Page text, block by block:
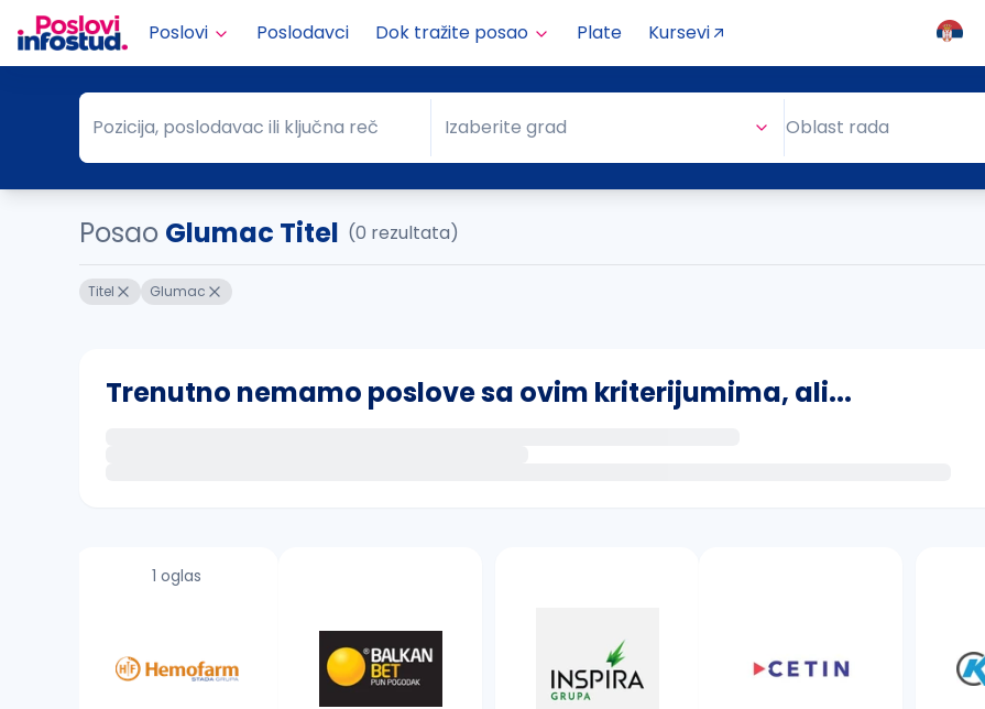
Poslovi Poslodavci Dok tražite posao Plate Kursevi
Pozicija, poslodavac ili ključna reč
Pozicija, poslodavac ili ključna reč Grad
Izaberite grad Oblast rada
Posao Glumac Titel (0 rezultata)
Titel Glumac
Trenutno nemamo poslove sa ovim kriterijumima, ali...
proverite pravopisne greške (koristite č, ć, š, đ, ž, dž)
povećajte radijus za odabrani grad
1 oglas